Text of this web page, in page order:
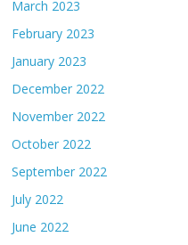
March 2023
February 2023
January 2023
December 2022
November 2022
October 2022
September 2022
July 2022
June 2022